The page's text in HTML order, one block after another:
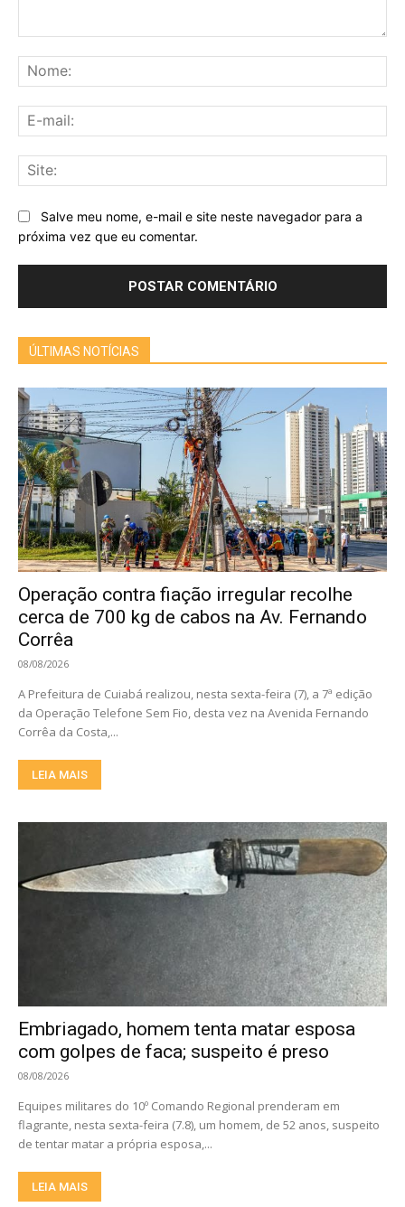
Salve meu nome, e-mail e site neste navegador para a
próxima vez que eu comentar.
ÚLTIMAS NOTÍCIAS
Operação contra fiação irregular recolhe
cerca de 700 kg de cabos na Av. Fernando
Corrêa
08/08/2026
A Prefeitura de Cuiabá realizou, nesta sexta-feira (7), a 7ª edição
da Operação Telefone Sem Fio, desta vez na Avenida Fernando
Corrêa da Costa,...
LEIA MAIS
Embriagado, homem tenta matar esposa
com golpes de faca; suspeito é preso
08/08/2026
Equipes militares do 10º Comando Regional prenderam em
flagrante, nesta sexta-feira (7.8), um homem, de 52 anos, suspeito
de tentar matar a própria esposa,...
LEIA MAIS